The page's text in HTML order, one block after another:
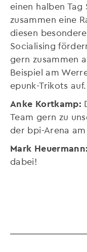
einen halben
zusammen eine
diesen
Socialising
gern zusammen
Beispiel am
epunk-Trikots auf.
Anke Kortkamp:
Team gern zu
der bpi-Arena
Mark Heuermann:
dabei!